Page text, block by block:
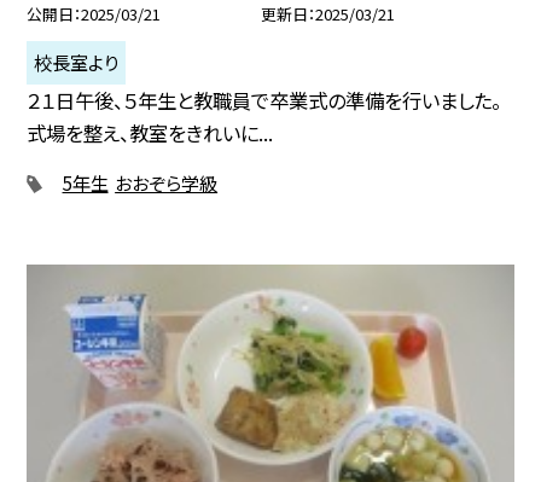
公開日 2025/03/21 更新日 2025/03/21
校長室より
２１日午後、５年生と教職員で卒業式の準備を行いました。
式場を整え、教室をきれいに...
5年生 おおぞら学級